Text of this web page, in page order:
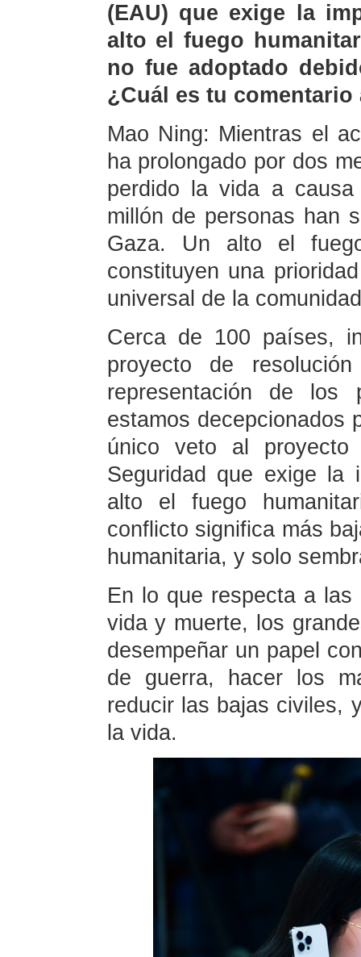
(EAU) que exige la
alto el fuego
no fue adoptado
¿Cuál es tu comentario
Mao Ning: Mientras el
ha prolongado por dos
perdido la vida a
millón de personas han
Gaza. Un alto el
constituyen una
universal de la
Cerca de 100 países,
proyecto de
representación de los
estamos decepcionados
único veto al
Seguridad que exige la
alto el fuego
conflicto significa más
humanitaria, y solo
En lo que respecta a
vida y muerte, los
desempeñar un papel
de guerra, hacer los
reducir las bajas civiles,
la vida.